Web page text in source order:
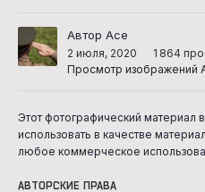
Автор Ace
2 июля, 2020
1 864
Просмотр изображений
Этот фотографический материал
использовать в качестве
любое коммерческое
АВТОРСКИЕ ПРАВА